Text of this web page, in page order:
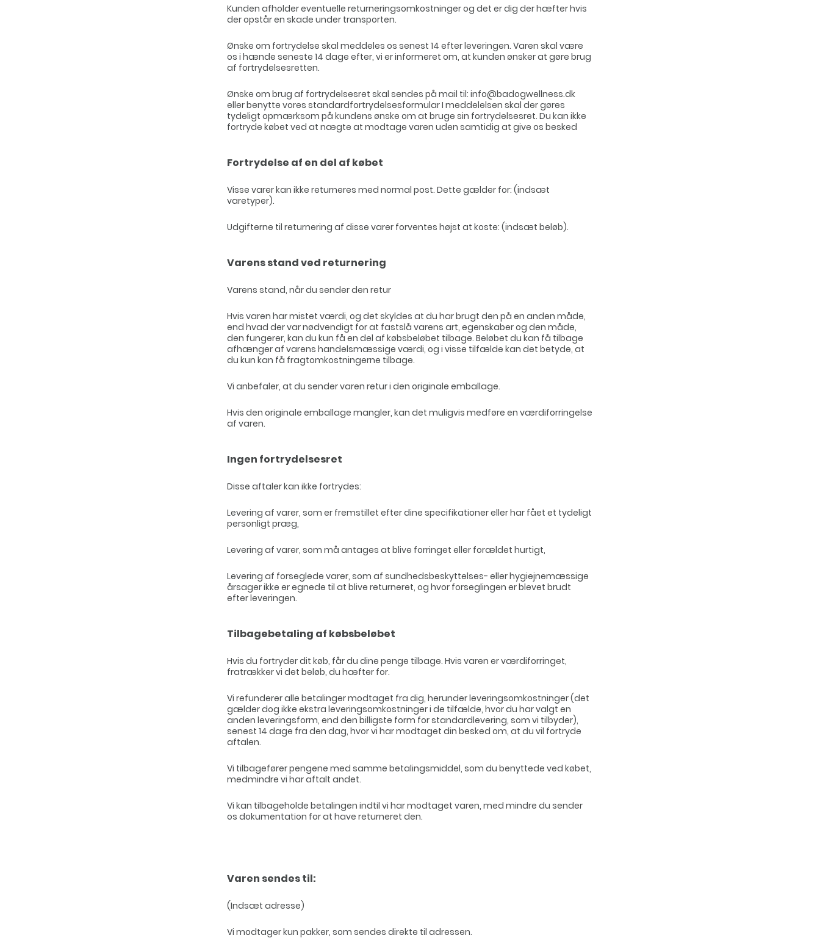
Kunden afholder eventuelle returneringsomkostninger og det er dig der hæfter hvis
der opstår en skade under transporten.
Ønske om fortrydelse skal meddeles os senest 14 efter leveringen. Varen skal være
os i hænde seneste 14 dage efter, vi er informeret om, at kunden ønsker at gøre brug
af fortrydelsesretten.
Ønske om brug af fortrydelsesret skal sendes på mail til: info@badogwellness.dk
eller benytte vores standardfortrydelsesformular I meddelelsen skal der gøres
tydeligt opmærksom på kundens ønske om at bruge sin fortrydelsesret. Du kan ikke
fortryde købet ved at nægte at modtage varen uden samtidig at give os besked
Fortrydelse af en del af købet
Visse varer kan ikke returneres med normal post. Dette gælder for: (indsæt
varetyper).
Udgifterne til returnering af disse varer forventes højst at koste: (indsæt beløb).
Varens stand ved returnering
Varens stand, når du sender den retur
Hvis varen har mistet værdi, og det skyldes at du har brugt den på en anden måde,
end hvad der var nødvendigt for at fastslå varens art, egenskaber og den måde,
den fungerer, kan du kun få en del af købsbeløbet tilbage. Beløbet du kan få tilbage
afhænger af varens handelsmæssige værdi, og i visse tilfælde kan det betyde, at
du kun kan få fragtomkostningerne tilbage.
Vi anbefaler, at du sender varen retur i den originale emballage.
Hvis den originale emballage mangler, kan det muligvis medføre en værdiforringelse
af varen.
Ingen fortrydelsesret
Disse aftaler kan ikke fortrydes:
Levering af varer, som er fremstillet efter dine specifikationer eller har fået et tydeligt
personligt præg,
Levering af varer, som må antages at blive forringet eller forældet hurtigt,
Levering af forseglede varer, som af sundhedsbeskyttelses- eller hygiejnemæssige
årsager ikke er egnede til at blive returneret, og hvor forseglingen er blevet brudt
efter leveringen.
Tilbagebetaling af købsbeløbet
Hvis du fortryder dit køb, får du dine penge tilbage. Hvis varen er værdiforringet,
fratrækker vi det beløb, du hæfter for.
Vi refunderer alle betalinger modtaget fra dig, herunder leveringsomkostninger (det
gælder dog ikke ekstra leveringsomkostninger i de tilfælde, hvor du har valgt en
anden leveringsform, end den billigste form for standardlevering, som vi tilbyder),
senest 14 dage fra den dag, hvor vi har modtaget din besked om, at du vil fortryde
aftalen.
Vi tilbagefører pengene med samme betalingsmiddel, som du benyttede ved købet,
medmindre vi har aftalt andet.
Vi kan tilbageholde betalingen indtil vi har modtaget varen, med mindre du sender
os dokumentation for at have returneret den.
Varen sendes til:
(Indsæt adresse)
Vi modtager kun pakker, som sendes direkte til adressen.